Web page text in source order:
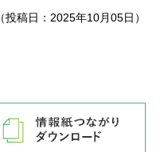
（投稿日：2025年10月05日）